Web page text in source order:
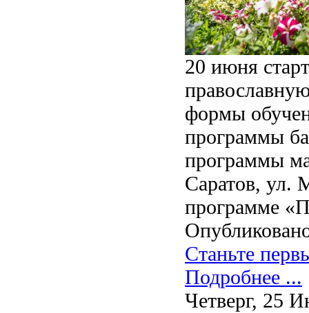
20 июня
формы
программы
программы
Саратов, ул.
программе
Станьте
Подробнее ...
Четверг, 25